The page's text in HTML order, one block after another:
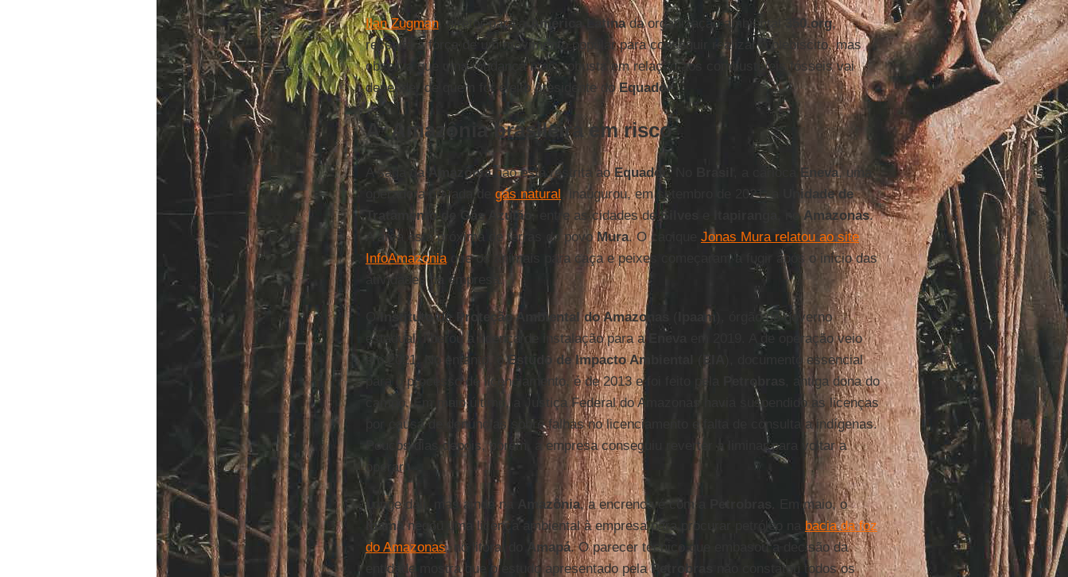
Ilan Zugman, diretor para a América Latinada organização ambiental 350.org,
ressalta a força de um movimento popular para conseguir realizar o plebiscito, mas
observa que uma mudança mais robusta em relação aos combustíveis fósseis vai
depender de quem for eleito presidente doEquador.
A Amazônia brasileira em risco
A saga da Amazônianão está restrita aoEquador. No Brasil , a carioca Eneva, uma
operadora privada de gás natural , inaugurou, em setembro de 2021, a
Unidade de
Tratamento de Gás Azulão , entre as cidades deSilves , noAmazonas.
A área está próxima de terras do povoMura. O cacique Jonas Mura relatou ao site
InfoAmazoniaque os animais para caça e peixes começaram a fugir após o início das
atividades da empresa.
Instituto de Proteção Ambiental do Amazonas Ipaam
), órgão do governo
estadual, liberou a licença de instalação para a
Eneva
em 2019. A de operação veio
em 2021. No entanto, o Estudo de Impacto Ambiental EIA
), documento essencial
para o processo de licenciamento, é de 2013 e foi feito pela
Petrobras
, antiga dona do
campo. Em maio último, a Justiça Federal do Amazonas havia suspendido as licenças
por causa de denúncias sobre falhas no licenciamento e falta de consulta a indígenas.
Poucos dias depois, porém, a empresa conseguiu reverter a liminar para voltar a
operar.
Longe dali, mas ainda na Amazônia, a encrenca é com a Petrobras
. Em maio, o
Ibama negou uma licença ambiental à empresa para procurar petróleo na bacia da foz
do Amazonas, no litoral do Amapá. O parecer técnico que embasou a decisão da
entidade mostra que o estudo apresentado pelaPetrobras não constatou todos os